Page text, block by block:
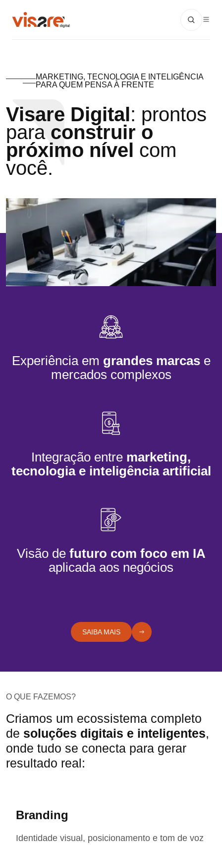
MARKETING, TECNOLOGIA E INTELIGÊNCIA
PARA QUEM PENSA À FRENTE
Visare Digital: prontos
para construir o
próximo nível com
você.
Experiência em grandes marcase
mercados complexos
Integração entre marketing,
tecnologia e inteligência artificial
Visão de futuro com foco em IA
aplicada aos negócios
SAIBA MAIS
O QUE FAZEMOS?
Criamos um ecossistema completo
de soluções digitais e inteligentes,
onde tudo se conecta para gerar
resultado real:
Branding
Identidade visual, posicionamento e tom de voz